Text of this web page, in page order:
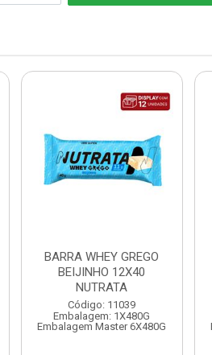
BARRA WHEY GREGO
BEIJINHO 12X40
NUTRATA
Código: 11039
Embalagem: 1X480G
Embalagem Master 6X480G